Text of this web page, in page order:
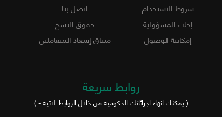
شروط الاستخدام
اتصل بنا
إخلاء المسؤولية
حقوق النسخ
إمكانية الوصول
ميثاق إسعاد المتعاملين
روابط سريعة
( يمكنك انهاء اجرائاتك الحكوميه من خلال الروابط الاتيه:- )